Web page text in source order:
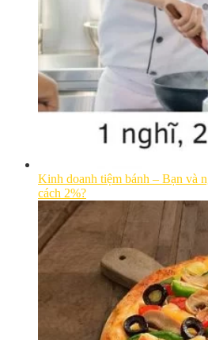
Kinh doanh tiệm bánh – Bạn và
cách 2%?